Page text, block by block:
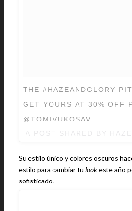
THE #HAZEANDGLORY
GET YOURS AT 30% OFF
@TOMIVUKOSAV
Su estilo único y colores oscuros
estilo para cambiar tu lookeste año
sofisticado.